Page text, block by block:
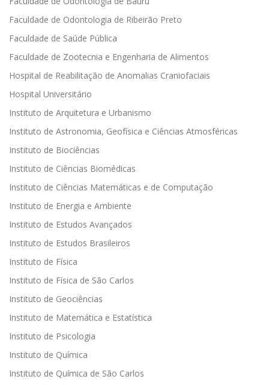
Faculdade de Odontologia de Ribeirão Preto
Faculdade de Saúde Pública
Faculdade de Zootecnia e Engenharia de Alimentos
Hospital de Reabilitação de Anomalias Craniofaciais
Hospital Universitário
Instituto de Arquitetura e Urbanismo
Instituto de Astronomia, Geofísica e Ciências Atmosféricas
Instituto de Biociências
Instituto de Ciências Biomédicas
Instituto de Ciências Matemáticas e de Computação
Instituto de Energia e Ambiente
Instituto de Estudos Avançados
Instituto de Estudos Brasileiros
Instituto de Física
Instituto de Física de São Carlos
Instituto de Geociências
Instituto de Matemática e Estatística
Instituto de Psicologia
Instituto de Química
Instituto de Química de São Carlos